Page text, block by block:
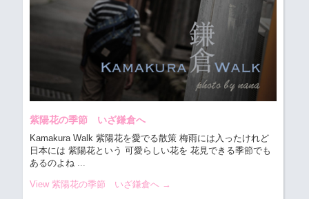
紫陽花の季節 いざ鎌倉へ
Kamakura Walk 紫陽花を愛でる散策 梅雨には入ったけれど
日本には 紫陽花という 可愛らしい花を 花見できる季節でも
あるのよね ...
View 紫陽花の季節 いざ鎌倉へ →